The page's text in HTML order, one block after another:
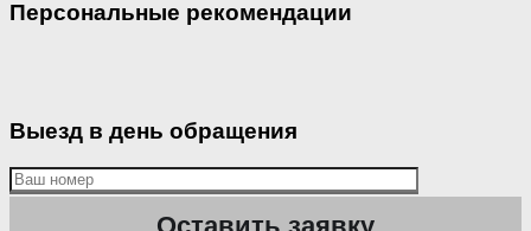
Персональные рекомендации
Выезд в день обращения